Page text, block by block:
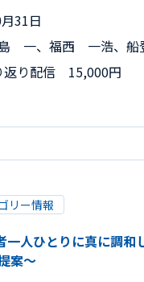
31日
一、福西 一浩、
返り配信 15,000円
リー情報
人ひとりに真に調和
案～